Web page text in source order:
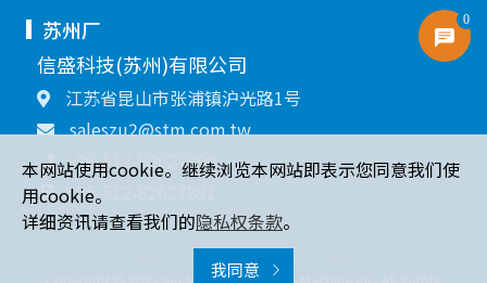
苏州厂
信盛科技(苏州)有限公司
江苏省昆山市张浦镇沪光路1号
saleszu2@stm.com.tw
+86-512-82627890
+86-512-82627891
本网站使用cookie。继续浏览本网站即表示您同意我们使
用cookie。
详细资讯请查看我们的隐私权条款。
我同意
0